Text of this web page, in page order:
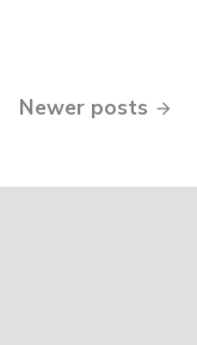
Newer posts